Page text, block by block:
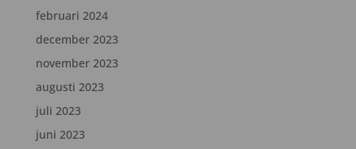
februari 2024
december 2023
november 2023
augusti 2023
juli 2023
juni 2023